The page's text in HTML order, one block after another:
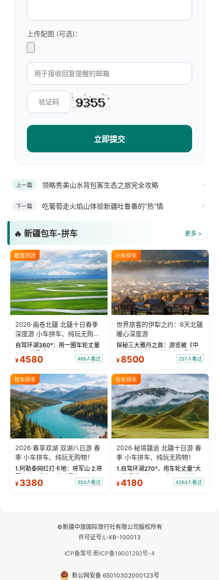
上传配图 (可选)：
立即提交
上一篇 领略秀美山水背包客生态之旅完全攻略
下一篇 吃葡萄走火焰山体验新疆吐鲁番的“热”情
🔥 新疆包车-拼车 更多 >
散客拼团
2026·画卷北疆 北疆十日春季
深度游 小车拼车、纯玩无购
物！
自驾环湖360°：用一圈车轮丈量
“大西洋最后一滴眼泪”的极致蔚
蓝。 赛湖旅拍：甄选多款风格服
绝美瞬间。 赛湖坦克300跟车视
频：专业摄影师...
¥4580 468人看过
小车拼车
世界旅客的伊犁之约：8天北疆
暖心深度游
探秘三大雅丹之首：游览被《中
国国家地理》评选为“中国最美的
三大雅丹”第一名的克拉玛依魔鬼
瓦人最大村落——禾木村，欣赏
晨雾与小木...
¥ 8500 257人看过
包车拼车
2026·春享双湖 双湖八日游 春
季 小车拼车、纯玩无购物！
1.阿勒泰网红打卡地：将军山 2.将
军山落日缆车，体验雪都风光 3.
将军山，夕阳派对，蹦迪party 4.
¥ 3380 354人看过
包车拼车
2026·秘境疆途 北疆十日游 春
季 小车拼车、纯玩无购物！
1.自驾环湖270°，用车轮丈量“大
西洋最后一滴眼泪”的极致蔚蓝，
让雪山、花海与深邃湖水在转弯
¥4180 4264人看过
©新疆中旅国际旅行社有限公司版权所有
许可证号:L-XB-100013
ICP备案号:新ICP备19001292号-4
新公网安备 65010302000123号